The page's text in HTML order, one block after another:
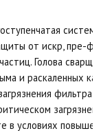
от искр, пре-
Голова
и раскаленных
фильтра
в условиях